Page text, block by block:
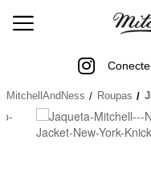
MitchellAndNess Roupas